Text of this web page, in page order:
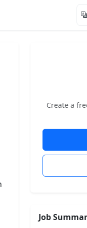
Create a
Job